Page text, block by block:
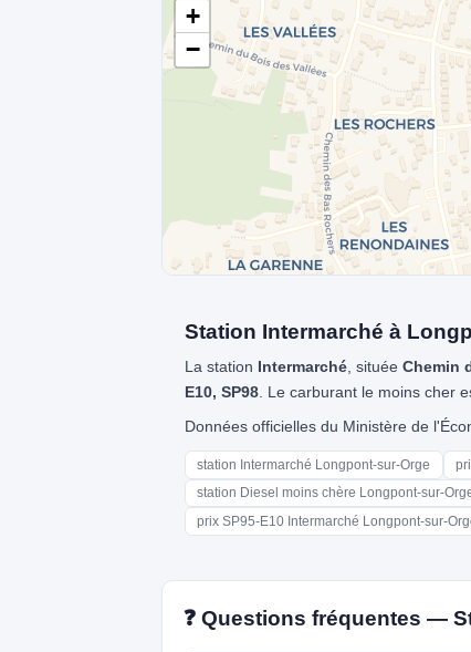
+
−
Station Intermarché à
La station Intermarché, située Chemin
E10, SP98. Le carburant le moins cher
Données officielles du Ministère de
station Intermarché Longpont-sur-Orge
station Diesel moins chère Longpont-sur-
prix SP95-E10 Intermarché Longpont-sur-
❓ Questions fréquentes —